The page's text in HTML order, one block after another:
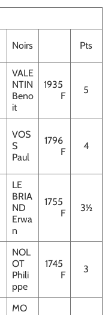
Noirs Pts
VALE
NTIN
Beno
it
1935
F
5
VOS
S
Paul
1796
F
4
LE
BRIA
ND
Erwa
n
1755
F
3½
NOL
OT
Phili
ppe
1745
F
3
MO